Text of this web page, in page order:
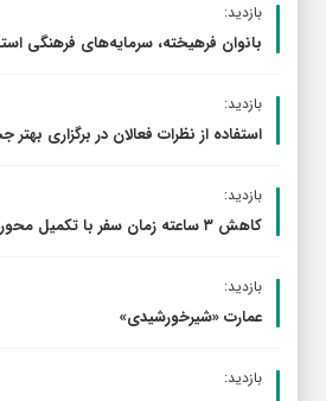
بازدید:
بانوان فرهیخته، سرمایه‌های فرهنگی
بازدید:
استفاده از نظرات فعالان در برگزاری بهتر
بازدید:
کاهش ۳ ساعته زمان سفر با تکمیل محور قزوین- الموت- تنکابن
بازدید:
عمارت «شیرخورشیدی»
بازدید: